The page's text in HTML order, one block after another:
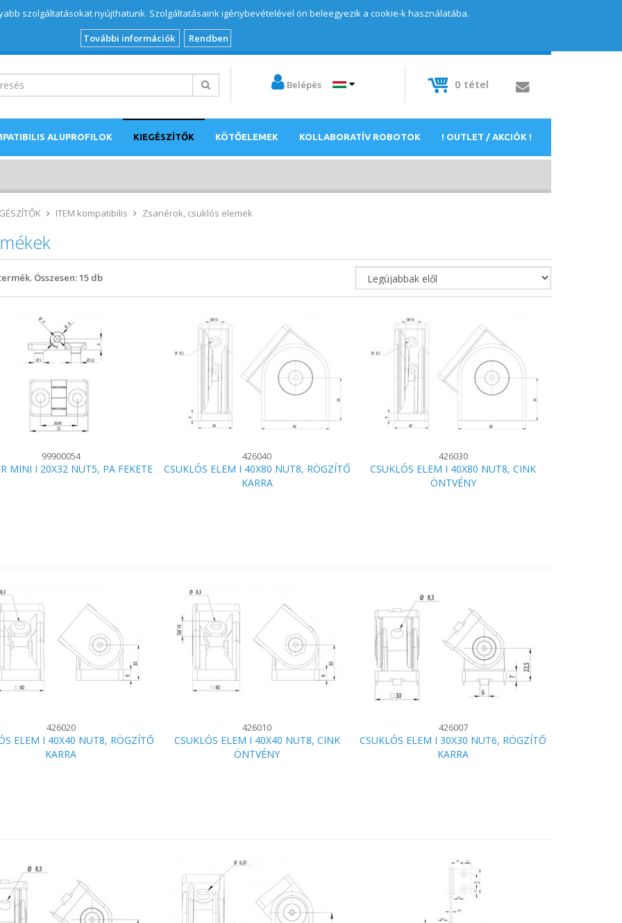
szolgáltatásokat nyújthatunk. Szolgáltatásaink igénybevételével ön beleegyezik a cookie-k használatába.
További információk
Rendben
Belépés 0 tétel
ALUPROFILOK KIEGÉSZÍTŐK KÖTŐELEMEK KOLLABORATÍV ROBOTOK ! OUTLET / AKCIÓK !
ITEM kompatibilis Zsanérok, csuklós elemek
Összesen:15db
99900054
MINI I 20X32 NUT5, PA FEKETE
426040
CSUKLÓS ELEM I 40X80 NUT8, RÖGZÍTŐ
KARRA
426030
CSUKLÓS ELEM I 40X80 NUT8, CINK
ÖNTVÉNY
426020
ELEM I 40X40 NUT8, RÖGZÍTŐ
KARRA
426010
CSUKLÓS ELEM I 40X40 NUT8, CINK
ÖNTVÉNY
426007
CSUKLÓS ELEM I 30X30 NUT6, RÖGZÍTŐ
KARRA